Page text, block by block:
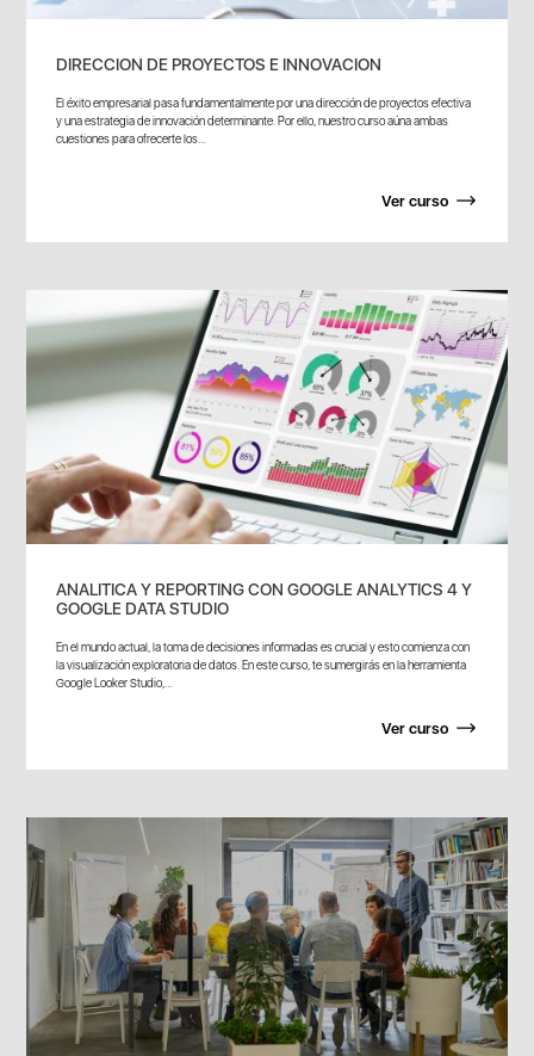
DIRECCION DE PROYECTOS E INNOVACION
El éxito empresarial pasa fundamentalmente por una dirección de proyectos efectiva
y una estrategia de innovación determinante. Por ello, nuestro curso aúna ambas
cuestiones para ofrecerte los...
Ver curso
ANALITICA Y REPORTING CON GOOGLE ANALYTICS 4 Y
GOOGLE DATA STUDIO
En el mundo actual, la toma de decisiones informadas es crucial y esto comienza con
la visualización exploratoria de datos. En este curso, te sumergirás en la herramienta
Google Looker Studio,...
Ver curso